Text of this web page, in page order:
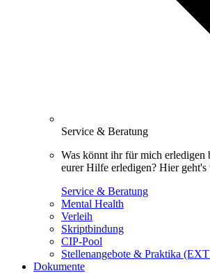
Service & Beratung
Was könnt ihr für mich erledigen
eurer Hilfe erledigen? Hier geht's
Service & Beratung
Mental Health
Verleih
Skriptbindung
CIP-Pool
Stellenangebote & Praktika
Dokumente